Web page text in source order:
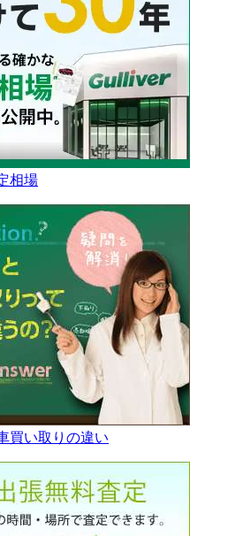
相場
買い取りの違い